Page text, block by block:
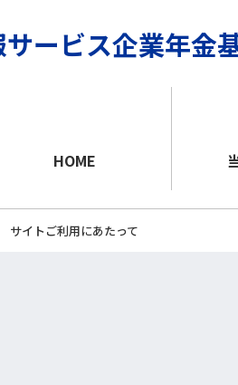
ービス企業年金
HOME
サイトご利用にあたって